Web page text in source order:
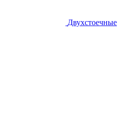
Двухстоечные